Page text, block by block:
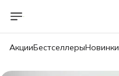
АкцииБестселлерыНовинки